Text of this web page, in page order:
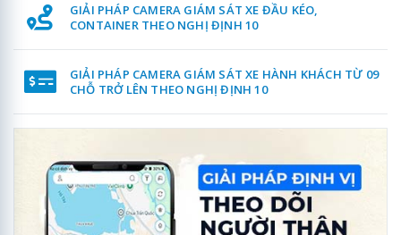
GIẢI PHÁP CAMERA GIÁM SÁT XE ĐẦU KÉO,
CONTAINER THEO NGHỊ ĐỊNH 10
GIẢI PHÁP CAMERA GIÁM SÁT XE HÀNH KHÁCH TỪ 09
CHỖ TRỞ LÊN THEO NGHỊ ĐỊNH 10